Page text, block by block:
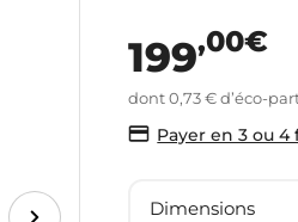
199,00€
dont 0,73 € d’éco-
Payer en 3 ou 4
Dimensions